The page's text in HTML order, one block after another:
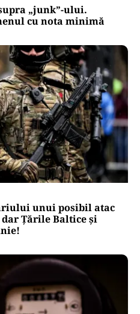
„junk”-ului.
cu nota minimă
unui posibil atac
Țările Baltice și